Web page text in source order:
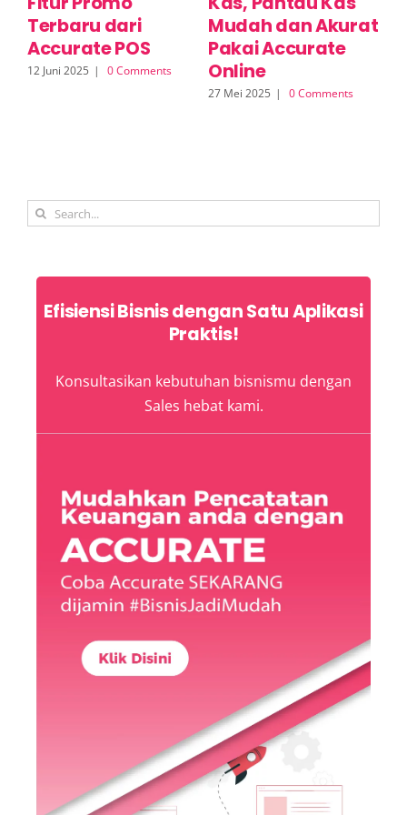
Terbaru dari
Accurate POS
12 Juni 2025 | 0 Comments
Mudah dan Akurat
Pakai Accurate
Online
27 Mei 2025 | 0 Comments
Search
Efisiensi Bisnis dengan Satu Aplikasi
Praktis!
Konsultasikan kebutuhan bisnismu dengan
Sales hebat kami.